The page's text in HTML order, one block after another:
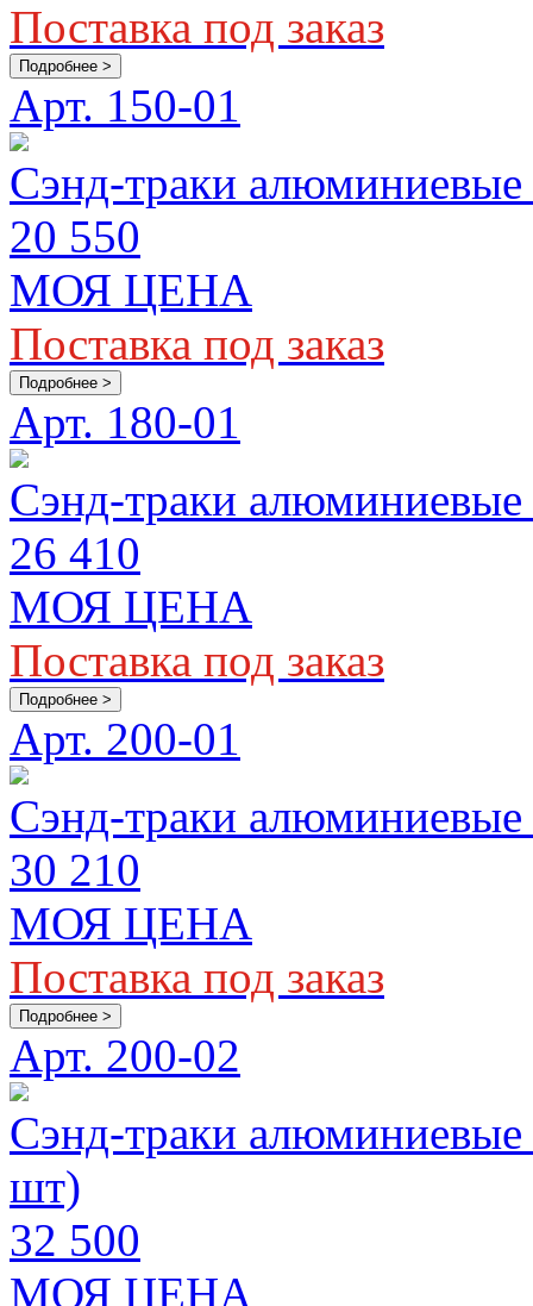
Поставка под заказ
Подробнее >
Арт. 150-01
Сэнд-траки
20 550
МОЯ ЦЕНА
Поставка под заказ
Подробнее >
Арт. 180-01
Сэнд-траки
26 410
МОЯ ЦЕНА
Поставка под заказ
Подробнее >
Арт. 200-01
Сэнд-траки
30 210
МОЯ ЦЕНА
Поставка под заказ
Подробнее >
Арт. 200-02
Сэнд-траки
шт)
32 500
МОЯ ЦЕНА